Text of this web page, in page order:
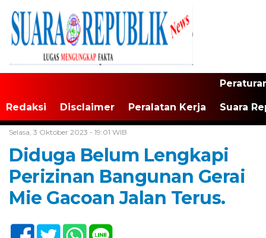
Redaksi Disclaimer Peralatan Kerja Suara
Selasa, 3 Oktober 2023 - 19:01 WIB
Diduga Belum Lengkapi
Perizinan Bangunan Gerai
Mie Gacoan Jalan Terus.